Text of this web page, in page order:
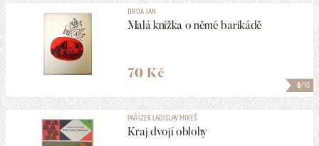
8/10
DRDA JAN
Malá knížka o němé barikádě
70 Kč
PAŘÍZEK LADISLAV MIKEŠ
Kraj dvojí oblohy